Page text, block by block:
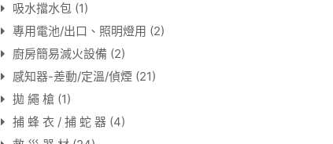
吸水擋水包 (1)
專用電池/出口、照明燈用 (2)
廚房簡易滅火設備 (2)
感知器-差動/定溫/偵煙 (21)
拋 繩 槍 (1)
捕 蜂 衣 / 捕 蛇 器 (4)